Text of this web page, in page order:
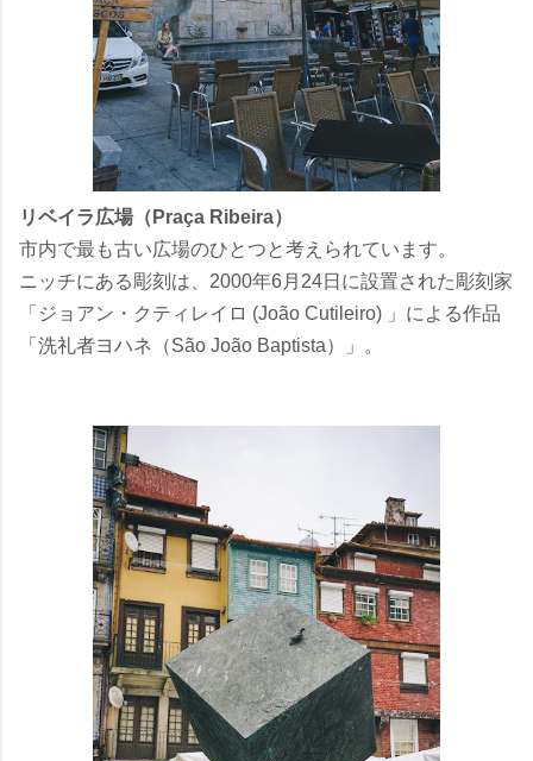
リベイラ広場（Praça Ribeira）
市内で最も古い広場のひとつと考えられています。
ニッチにある彫刻は、2000年6月24日に設置された彫刻家
「ジョアン・クティレイロ (João Cutileiro) 」による作品
「洗礼者ヨハネ（São João Baptista）」。